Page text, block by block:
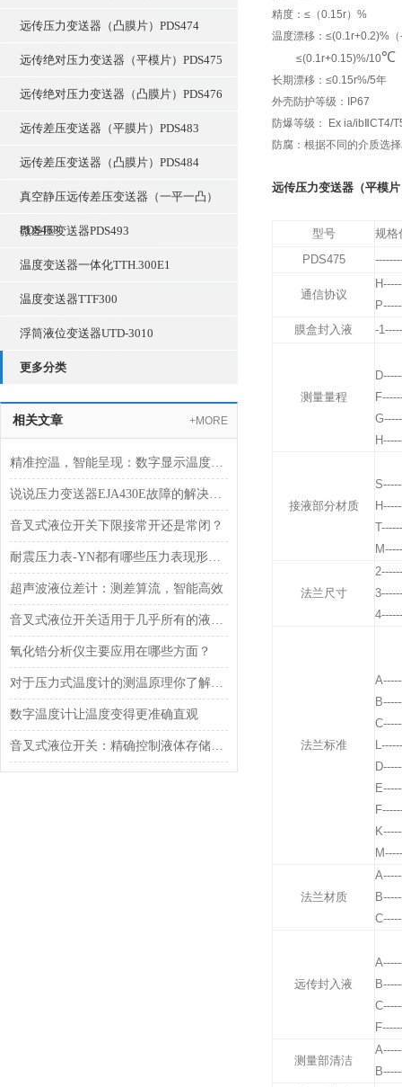
远传压力变送器（凸膜片）PDS474
远传绝对压力变送器（平模片）PDS475
远传绝对压力变送器（凸膜片）PDS476
远传差压变送器（平膜片）PDS483
远传差压变送器（凸膜片）PDS484
真空静压远传差压变送器（一平一凸）
PDS488
微差压变送器PDS493
温度变送器一体化TTH.300E1
温度变送器TTF300
浮筒液位变送器UTD-3010
更多分类
相关文章 +MORE
精准控温，智能呈现：数字显示温度调节器，工业过程的智慧节拍器
说说压力变送器EJA430E故障的解决方法
音叉式液位开关下限接常开还是常闭？
耐震压力表-YN都有哪些压力表现形式？
超声波液位差计：测差算流，智能高效
音叉式液位开关适用于几乎所有的液体介质
氧化锆分析仪主要应用在哪些方面？
对于压力式温度计的测温原理你了解多少？
数字温度计让温度变得更准确直观
音叉式液位开关：精确控制液体存储的智能解决方案
精度： ≤ （0.15r） %
温度漂移： ≤(0.1r+0.2)% （
≤(0.1r+0.15)%/10℃
长期漂移： ≤0.15r%/5年
外壳防护等级：
IP67
防爆等级：
Ex ia/ib CT4/
防腐：根据不同的介质选
远传压力变送器（平模
型号
规格
PDS475
通信协议
膜盒封入液
-
测量量程
接液部分材质
法兰尺寸
法兰标准
法兰材质
远传封入液
测量部清洁